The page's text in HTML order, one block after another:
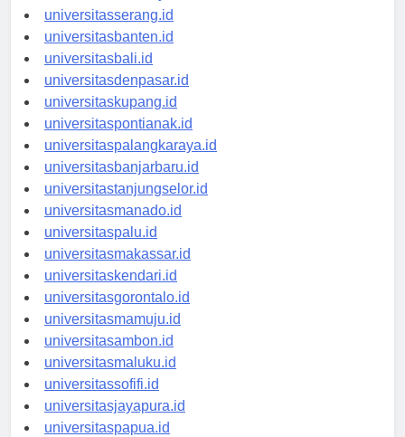
universitasserang.id
universitasbanten.id
universitasbali.id
universitasdenpasar.id
universitaskupang.id
universitaspontianak.id
universitaspalangkaraya.id
universitasbanjarbaru.id
universitastanjungselor.id
universitasmanado.id
universitaspalu.id
universitasmakassar.id
universitaskendari.id
universitasgorontalo.id
universitasmamuju.id
universitasambon.id
universitasmaluku.id
universitassofifi.id
universitasjayapura.id
universitaspapua.id